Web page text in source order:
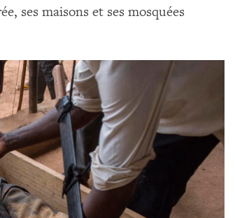
ses maisons et ses mosquées